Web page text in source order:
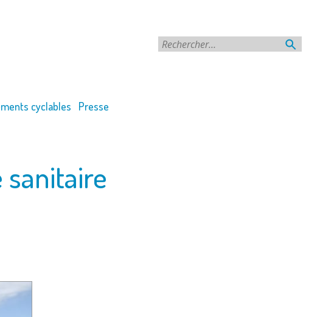
cyclables Presse
sanitaire